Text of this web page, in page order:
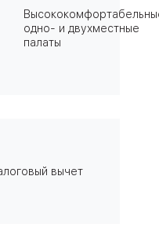
одно- и двухместные
палаты
вычет